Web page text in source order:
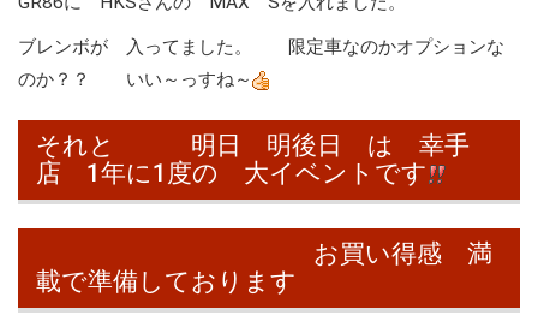
ブレンボが 入ってました。 限定車なのかオプションな
のか？？ いい～っすね～
それと 明日 明後日 は 幸手
店 1年に1度の 大イベントです
お買い得感 満
載で準備しております